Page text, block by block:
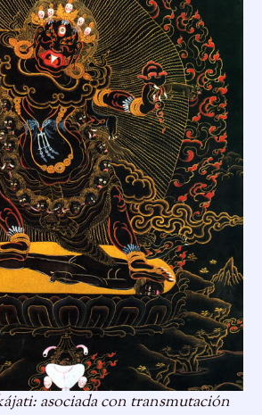
asociada con transmutación